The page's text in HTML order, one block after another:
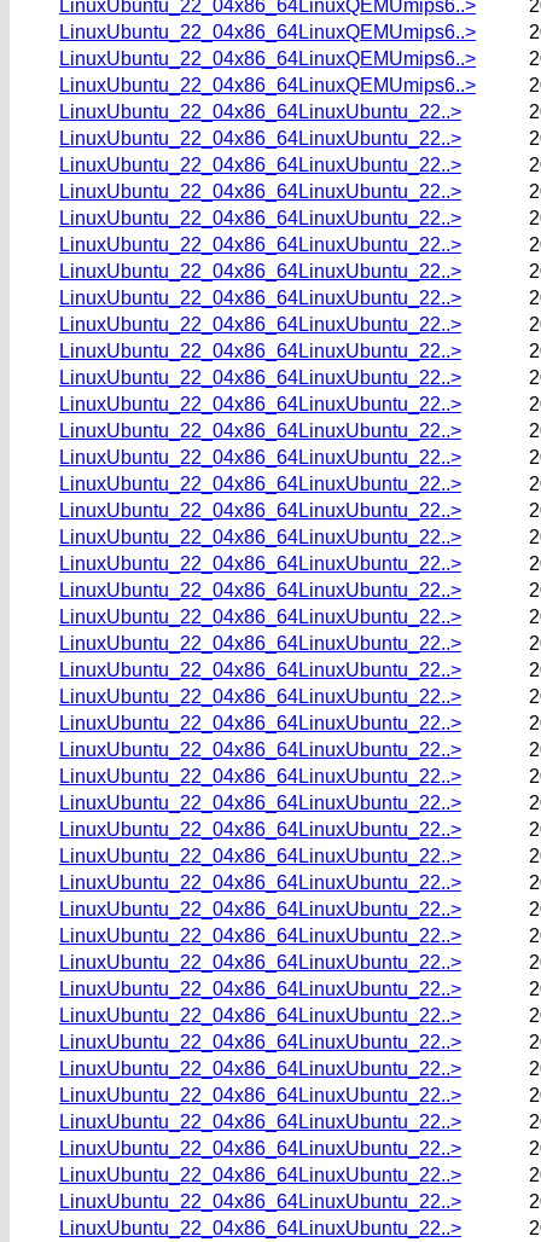
LinuxUbuntu_22_04x86_64LinuxQEMUmips6..>
LinuxUbuntu_22_04x86_64LinuxQEMUmips6..>
LinuxUbuntu_22_04x86_64LinuxQEMUmips6..>
LinuxUbuntu_22_04x86_64LinuxQEMUmips6..>
LinuxUbuntu_22_04x86_64LinuxUbuntu_22..>
LinuxUbuntu_22_04x86_64LinuxUbuntu_22..>
LinuxUbuntu_22_04x86_64LinuxUbuntu_22..>
LinuxUbuntu_22_04x86_64LinuxUbuntu_22..>
LinuxUbuntu_22_04x86_64LinuxUbuntu_22..>
LinuxUbuntu_22_04x86_64LinuxUbuntu_22..>
LinuxUbuntu_22_04x86_64LinuxUbuntu_22..>
LinuxUbuntu_22_04x86_64LinuxUbuntu_22..>
LinuxUbuntu_22_04x86_64LinuxUbuntu_22..>
LinuxUbuntu_22_04x86_64LinuxUbuntu_22..>
LinuxUbuntu_22_04x86_64LinuxUbuntu_22..>
LinuxUbuntu_22_04x86_64LinuxUbuntu_22..>
LinuxUbuntu_22_04x86_64LinuxUbuntu_22..>
LinuxUbuntu_22_04x86_64LinuxUbuntu_22..>
LinuxUbuntu_22_04x86_64LinuxUbuntu_22..>
LinuxUbuntu_22_04x86_64LinuxUbuntu_22..>
LinuxUbuntu_22_04x86_64LinuxUbuntu_22..>
LinuxUbuntu_22_04x86_64LinuxUbuntu_22..>
LinuxUbuntu_22_04x86_64LinuxUbuntu_22..>
LinuxUbuntu_22_04x86_64LinuxUbuntu_22..>
LinuxUbuntu_22_04x86_64LinuxUbuntu_22..>
LinuxUbuntu_22_04x86_64LinuxUbuntu_22..>
LinuxUbuntu_22_04x86_64LinuxUbuntu_22..>
LinuxUbuntu_22_04x86_64LinuxUbuntu_22..>
LinuxUbuntu_22_04x86_64LinuxUbuntu_22..>
LinuxUbuntu_22_04x86_64LinuxUbuntu_22..>
LinuxUbuntu_22_04x86_64LinuxUbuntu_22..>
LinuxUbuntu_22_04x86_64LinuxUbuntu_22..>
LinuxUbuntu_22_04x86_64LinuxUbuntu_22..>
LinuxUbuntu_22_04x86_64LinuxUbuntu_22..>
LinuxUbuntu_22_04x86_64LinuxUbuntu_22..>
LinuxUbuntu_22_04x86_64LinuxUbuntu_22..>
LinuxUbuntu_22_04x86_64LinuxUbuntu_22..>
LinuxUbuntu_22_04x86_64LinuxUbuntu_22..>
LinuxUbuntu_22_04x86_64LinuxUbuntu_22..>
LinuxUbuntu_22_04x86_64LinuxUbuntu_22..>
LinuxUbuntu_22_04x86_64LinuxUbuntu_22..>
LinuxUbuntu_22_04x86_64LinuxUbuntu_22..>
LinuxUbuntu_22_04x86_64LinuxUbuntu_22..>
LinuxUbuntu_22_04x86_64LinuxUbuntu_22..>
LinuxUbuntu_22_04x86_64LinuxUbuntu_22..>
LinuxUbuntu_22_04x86_64LinuxUbuntu_22..>
LinuxUbuntu_22_04x86_64LinuxUbuntu_22..>